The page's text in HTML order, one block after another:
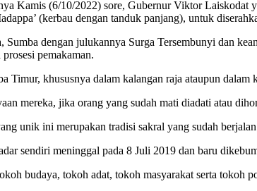
Kamis (6/10/2022) sore, Gubernur Viktor Laiskodat
(kerbau dengan tanduk panjang), untuk
Sumba dengan julukannya Surga Tersembunyi dan
pemakaman.
Timur, khususnya dalam kalangan raja ataupun
mereka, jika orang yang sudah mati diadati atau
unik ini merupakan tradisi sakral yang sudah
sendiri meninggal pada 8 Juli 2019 dan baru
budaya, tokoh adat, tokoh masyarakat serta tokoh